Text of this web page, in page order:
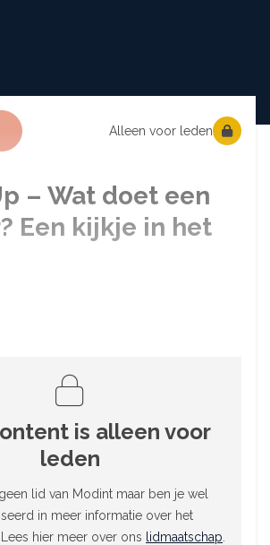
ACTUEEL Alleen voor leden
– Wat doet een
Een kijkje in het
is alleen voor
leden
lid van Modint maar ben je wel
in meer informatie over het
hier meer over ons lidmaatschap